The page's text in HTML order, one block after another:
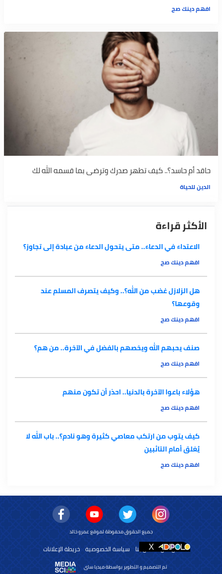
افهم دينك صح
حاقد أم حاسد؟.. كيف تطهر صدرك وترضى بما قسمه الله لك
الدين للحياة
الأكثر قراءة
الاعتداء في الدعاء.. متى يتحول الدعاء من عبادة إلى تجاوز؟
افهم دينك صح
هل الزلازل غضب من الله؟.. وكيف يتصرف المسلم عند
وقوعها؟
افهم دينك صح
صنف يحبهم الله ويخصهم بالفضل في الآخرة.. من هم؟
افهم دينك صح
هؤلاء باعوا الآخرة بالدنيا.. احذر أن تكون منهم
افهم دينك صح
كيف يتوب من ارتكب معاصي كثيرة وهو نادم؟.. باب الله لا
يُغلق أمام التائبين
افهم دينك صح
جميع الحقوق محفوظة لموقع عمرو خالد
من نحن اتصل بنا سياسة الخصوصية خريطة الإعلانات
تم التصميم و التطوير بواسطة ميديا ساى